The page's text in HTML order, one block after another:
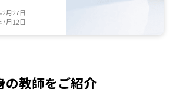
2月27日
7月12日
の教師をご紹介